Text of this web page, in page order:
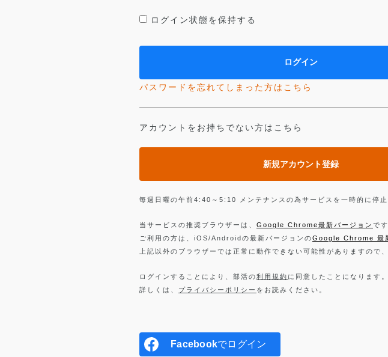
ログイン状態を保持する
パスワードを忘れてしまった方はこちら
アカウントをお持ちでない方はこちら
新規アカウント登録
毎週日曜の午前4:40～5:10 メンテナンスの為サービスを一時的に停止
当サービスの推奨ブラウザーは、 Google Chrome最新バージョン で
ご利用の方は、iOS/Androidの最新バージョンのGoogle Chrome 最
上記以外のブラウザーでは正常に動作できない可能性がありますので
ログインすることにより、部活の利用規約 に同意したことになります。
詳しくは、 プライバシーポリシー をお読みください。
Facebookでログイン